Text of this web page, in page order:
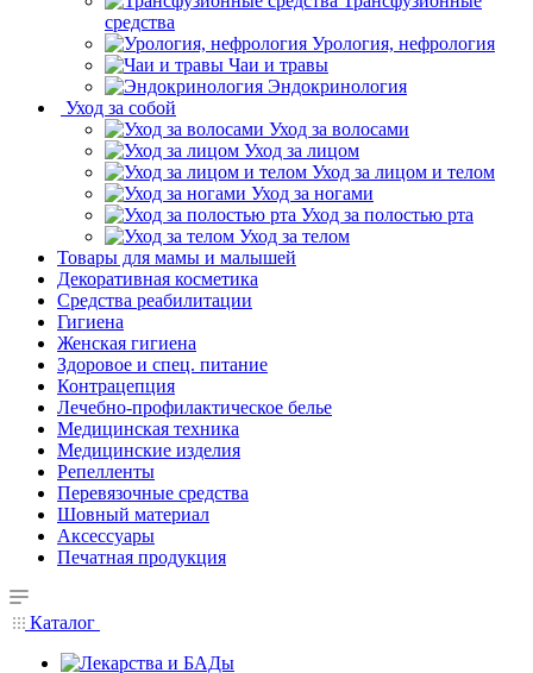
средства
Урология, нефрология
Чаи и травы
Эндокринология
Уход за собой
Уход за волосами
Уход за лицом
Уход за лицом и телом
Уход за ногами
Уход за полостью рта
Уход за телом
Товары для мамы и малышей
Декоративная косметика
Средства реабилитации
Гигиена
Женская гигиена
Здоровое и спец. питание
Контрацепция
Лечебно-профилактическое белье
Медицинская техника
Медицинские изделия
Репелленты
Перевязочные средства
Шовный материал
Аксессуары
Печатная продукция
Каталог